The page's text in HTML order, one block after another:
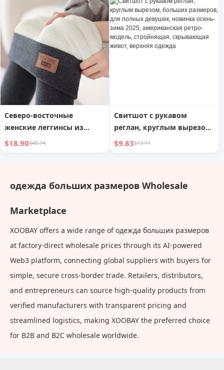
флисовая подкладка,
американская ленивая
модель, женская верхняя
одежда на молнии
флисовый свитер, новый
поступление 2025,
больших размеров,
женский, стройнящий,
Северо-восточные
женские леггинсы из
чистого хлопка с толстым
размеров, с высокой
теплые штаны
$18.90$45.74
Свитшот с рукавом
реглан, круглым вырезом,
больших размеров, для
модель, стройнящая,
$9.83$13.11
одежда больших размеров Wholesale
Marketplace
XOOBAY offers a wide range of одежда больших размеров
at factory-direct wholesale prices through its AI-powered
Web3 platform, connecting global suppliers with buyers for
simple, secure cross-border trade. Retailers, distributors,
and entrepreneurs can source high-quality products from
verified manufacturers with transparent pricing and
streamlined logistics, making XOOBAY the preferred choice
for B2B and B2C wholesale worldwide.